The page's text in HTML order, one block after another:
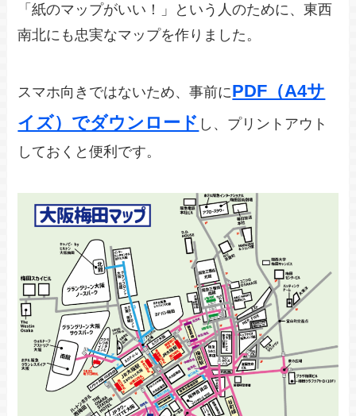
「紙のマップがいい！」という人のために、東西
南北にも忠実なマップを作りました。
スマホ向きではないため、事前にPDF（A4サ
イズ）でダウンロード し、プリントアウト
しておくと便利です。